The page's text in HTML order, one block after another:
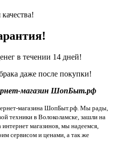
в течении 14 дней!
даже после покупки!
магазин ШопБыт.рф
магазина ШопБыт.рф. Мы рады,
техники в Волоколамске, зашли на
магазинов, мы надеемся,
сервисом и ценами, а так же